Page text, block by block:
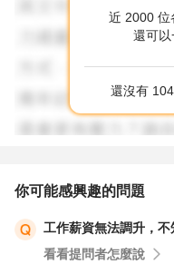
你的認真的態度 我相信
近 2000 位
還可以
還沒有
你可能感興趣的問題
工作薪資無法調升，
看看提問者怎麼說